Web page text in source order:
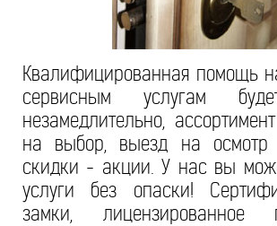
Квалифицированная помощь
сервисным услугам
незамедлительно,
на выбор, выезд на осмотр
скидки - акции. У нас вы
услуги без опаски!
замки, лицензированное